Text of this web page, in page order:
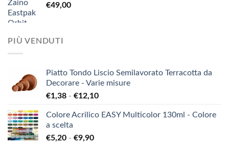
€49,00
PIÙ VENDUTI
Piatto Tondo Liscio Semilavorato Terracotta da
Decorare - Varie misure
€1,38 - €12,10Fascia
prezzo:
Colore Acrilico EASY Multicolor 130ml - Colore
a scelta
€5,20 - €9,90Fascia